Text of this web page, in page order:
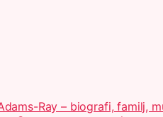
Ray – biografi, familj,